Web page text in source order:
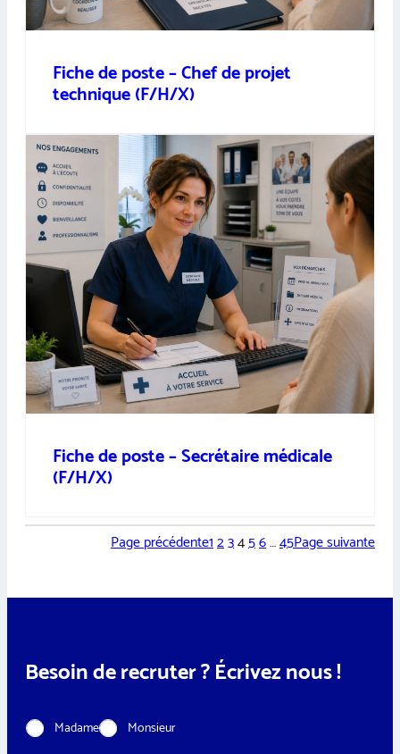
Fiche de poste – Chef de projet
technique (F/H/X)
Fiche de poste – Secrétaire médicale
(F/H/X)
Page précédente123456…45Page suivante
Besoin de recruter ? Écrivez nous !
C Madame Monsieur